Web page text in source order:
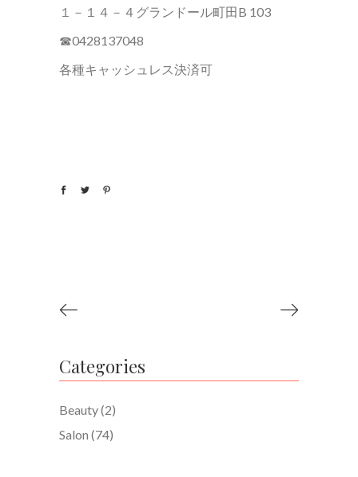
１－１４－４グランドール町田B 103
☎︎0428137048
各種キャッシュレス決済可
Categories
Beauty(2)
Salon (74)